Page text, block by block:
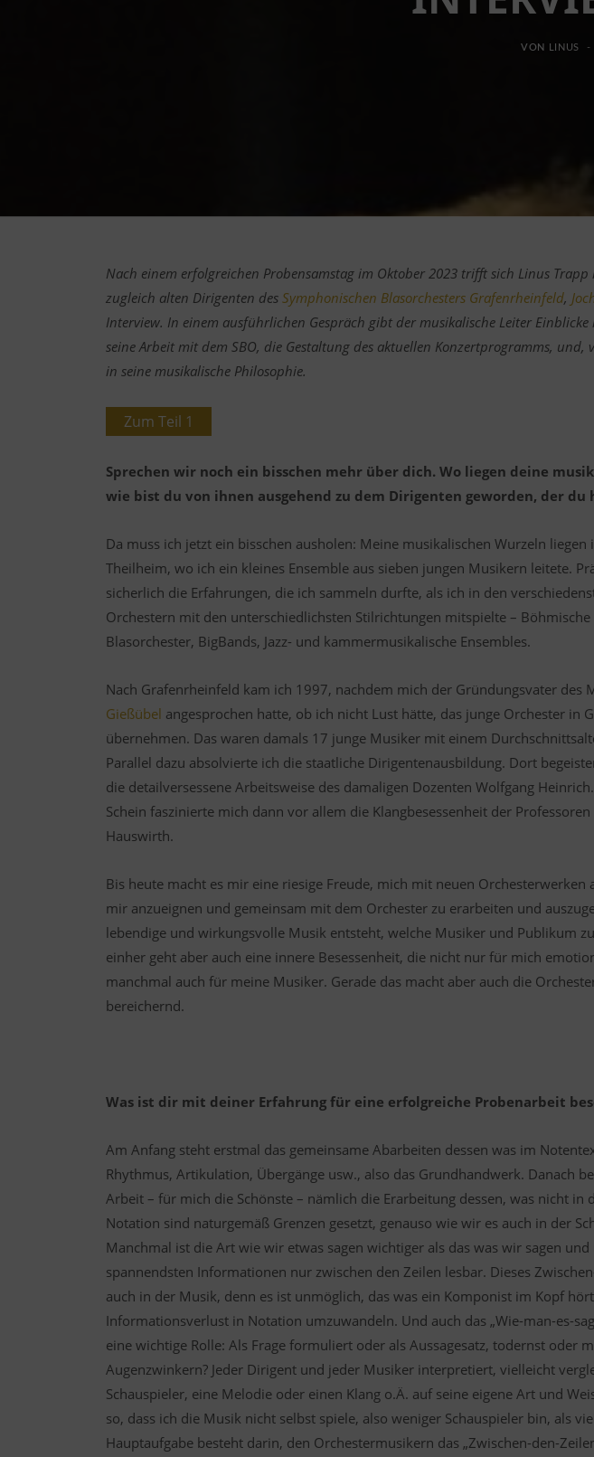
VON LINUS
Nach einem erfolgreichen Probensamstag im Oktober 2023 trifft sich Linus
zugleich alten Dirigenten des Symphonischen Blasorchesters Grafenrheinfeld,
Interview. In einem ausführlichen Gespräch gibt der musikalische Leiter Einblicke
seine Arbeit mit dem SBO, die Gestaltung des aktuellen Konzertprogramms, und,
in seine musikalische Philosophie.
Zum Teil 1
Sprechen wir noch ein bisschen mehr über dich. Wo liegen deine
wie bist du von ihnen ausgehend zu dem Dirigenten geworden, der du
Da muss ich jetzt ein bisschen ausholen: Meine musikalischen Wurzeln
Theilheim, wo ich ein kleines Ensemble aus sieben jungen Musikern leitete.
sicherlich die Erfahrungen, die ich sammeln durfte, als ich in den
Orchestern mit den unterschiedlichsten Stilrichtungen mitspielte –
Blasorchester, BigBands, Jazz- und kammermusikalische Ensembles.
Nach Grafenrheinfeld kam ich 1997, nachdem mich der Gründungsvater des
Gießübel angesprochen hatte, ob ich nicht Lust hätte, das junge Orchester in
übernehmen. Das waren damals 17 junge Musiker mit einem
Parallel dazu absolvierte ich die staatliche Dirigentenausbildung. Dort
die detailversessene Arbeitsweise des damaligen Dozenten Wolfgang
Schein faszinierte mich dann vor allem die Klangbesessenheit der
Hauswirth.
Bis heute macht es mir eine riesige Freude, mich mit neuen Orchesterwerken
mir anzueignen und gemeinsam mit dem Orchester zu erarbeiten und
lebendige und wirkungsvolle Musik entsteht, welche Musiker und Publikum
einher geht aber auch eine innere Besessenheit, die nicht nur für mich
manchmal auch für meine Musiker. Gerade das macht aber auch die
bereichernd.
Was ist dir mit deiner Erfahrung für eine erfolgreiche Probenarbeit
Am Anfang steht erstmal das gemeinsame Abarbeiten dessen was im
Rhythmus, Artikulation, Übergänge usw., also das Grundhandwerk. Danach
Arbeit – für mich die Schönste – nämlich die Erarbeitung dessen, was nicht in
Notation sind naturgemäß Grenzen gesetzt, genauso wie wir es auch in der
Manchmal ist die Art wie wir etwas sagen wichtiger als das was wir sagen
spannendsten Informationen nur zwischen den Zeilen lesbar. Dieses
auch in der Musik, denn es ist unmöglich, das was ein Komponist im Kopf
Informationsverlust in Notation umzuwandeln. Und auch das „Wie-man-es-
eine wichtige Rolle: Als Frage formuliert oder als Aussagesatz, todernst oder
Augenzwinkern? Jeder Dirigent und jeder Musiker interpretiert, vielleicht
Schauspieler, eine Melodie oder einen Klang o.Ä. auf seine eigene Art und
so, dass ich die Musik nicht selbst spiele, also weniger Schauspieler bin, als
Hauptaufgabe besteht darin, den Orchestermusikern das „Zwischen-den-